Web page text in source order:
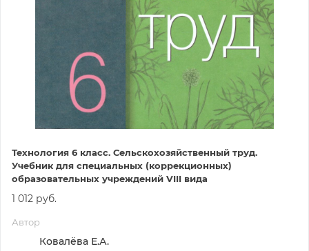
Технология 6 класс. Сельскохозяйственный труд.
Учебник для специальных (коррекционных)
образовательных учреждений VIII вида
1 012 руб.
Автор
Ковалёва Е.А.